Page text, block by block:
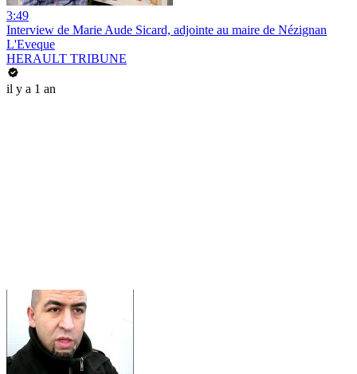
3:49
Interview de Marie Aude Sicard, adjointe au maire de Nézignan
L'Eveque
HERAULT TRIBUNE
il y a 1 an